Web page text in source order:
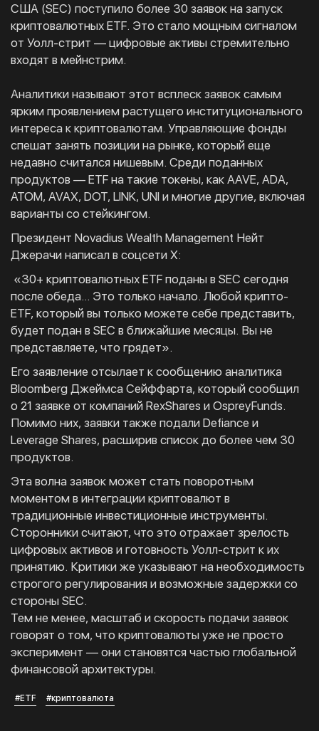
США (SEC) поступило более 30 заявок на запуск
криптовалютных ETF. Это стало мощным сигналом
от Уолл-стрит — цифровые активы стремительно
входят в мейнстрим.
Аналитики называют этот всплеск заявок самым
ярким проявлением растущего институционального
интереса к криптовалютам. Управляющие фонды
спешат занять позиции на рынке, который еще
недавно считался нишевым. Среди поданных
продуктов — ETF на такие токены, как AAVE, ADA,
ATOM, AVAX, DOT, LINK, UNI и многие другие, включая
варианты со стейкингом.
Президент Novadius Wealth Management Нейт
Джерачи написал в соцсети X:
«30+ криптовалютных ETF поданы в SEC сегодня
после обеда… Это только начало. Любой крипто-
ETF, который вы только можете себе представить,
будет подан в SEC в ближайшие месяцы. Вы не
представляете, что грядет».
Его заявление отсылает к сообщению аналитика
Bloomberg Джеймса Сейффарта, который сообщил
о 21 заявке от компаний RexShares и OspreyFunds.
Помимо них, заявки также подали Defiance и
Leverage Shares, расширив список до более чем 30
продуктов.
Эта волна заявок может стать поворотным
моментом в интеграции криптовалют в
традиционные инвестиционные инструменты.
Сторонники считают, что это отражает зрелость
цифровых активов и готовность Уолл-стрит к их
принятию. Критики же указывают на необходимость
строгого регулирования и возможные задержки со
стороны SEC.
Тем не менее, масштаб и скорость подачи заявок
говорят о том, что криптовалюты уже не просто
эксперимент — они становятся частью глобальной
финансовой архитектуры.
#ETF #криптовалюта